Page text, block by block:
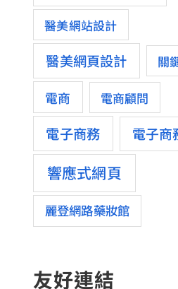
醫美網站設計
醫美網頁設計 關
電商 電商顧問
電子商務 電子商
響應式網頁
麗登網路藥妝館
友好連結